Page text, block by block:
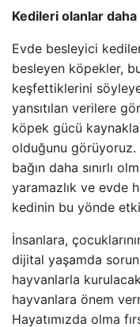
Kedileri olanlar daha
Evde besleyici
besleyen köpekler,
keşfettiklerini
yansıtılan verilere
köpek gücü
olduğunu görüyoruz.
bağın daha sınırlı
yaramazlık ve evde
kedinin bu yönde
İnsanlara,
dijital yaşamda
hayvanlarla
hayvanlara önem
Hayatımızda olma